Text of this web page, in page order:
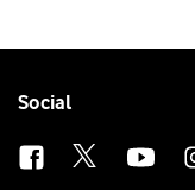
Follow
Social